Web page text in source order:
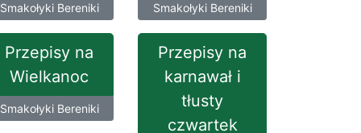
Smakołyki Bereniki Smakołyki Bereniki
Przepisy na
Wielkanoc
Smakołyki Bereniki
Przepisy na
karnawał i
tłusty
czwartek